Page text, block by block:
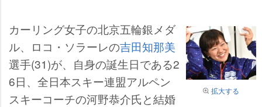
拡大する
カーリング女子の北京五輪銀メダ
ル、ロコ・ソラーレの吉田知那美
選手(31)が、自身の誕生日である2
6日、全日本スキー連盟アルペン
スキーコーチの河野恭介氏と結婚